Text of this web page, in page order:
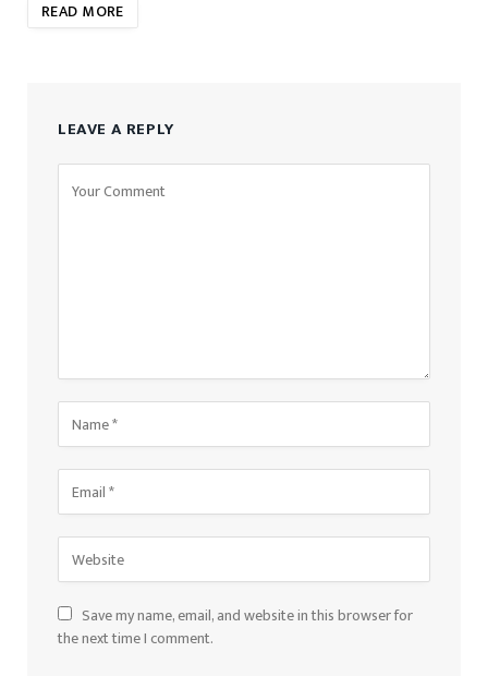
READ MORE
LEAVE A REPLY
Save my name, email, and website in this browser for
the next time I comment.